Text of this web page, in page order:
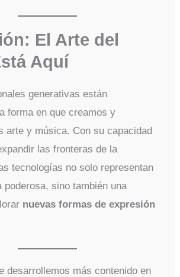
El Arte del
Aquí
generativas están
forma en que creamos y
arte y música. Con su capacidad
las fronteras de la
tecnologías no solo representan
poderosa, sino también una
nuevas formas de expresión
desarrollemos más contenido en